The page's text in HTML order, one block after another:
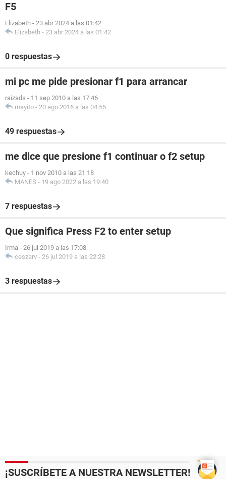
F5
Elizabeth - 23 abr 2024 a las 01:42
Elizabeth - 23 abr 2024 a las 01:42
0 respuestas
mi pc me pide presionar f1 para arrancar
raizads - 11 sep 2010 a las 17:46
mayito - 20 ago 2016 a las 04:55
49 respuestas
me dice que presione f1 continuar o f2 setup
kechuy - 1 nov 2010 a las 21:18
MANES - 19 ago 2022 a las 19:40
7 respuestas
Que significa Press F2 to enter setup
Irma - 26 jul 2019 a las 17:08
ceszarv - 26 jul 2019 a las 22:28
3 respuestas
¡SUSCRÍBETE A NUESTRA NEWSLETTER!